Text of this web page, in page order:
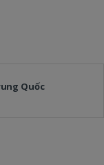
Quốc